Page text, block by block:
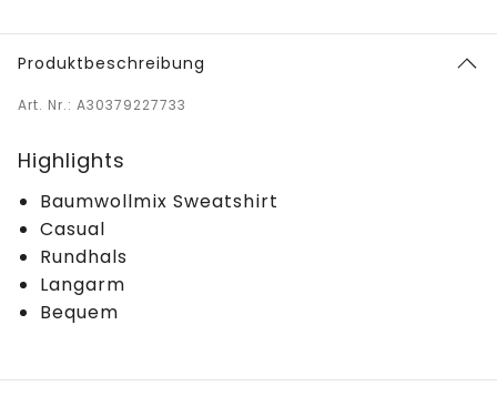
Produktbeschreibung
Art. Nr.: A30379227733
Highlights
Baumwollmix Sweatshirt
Casual
Rundhals
Langarm
Bequem